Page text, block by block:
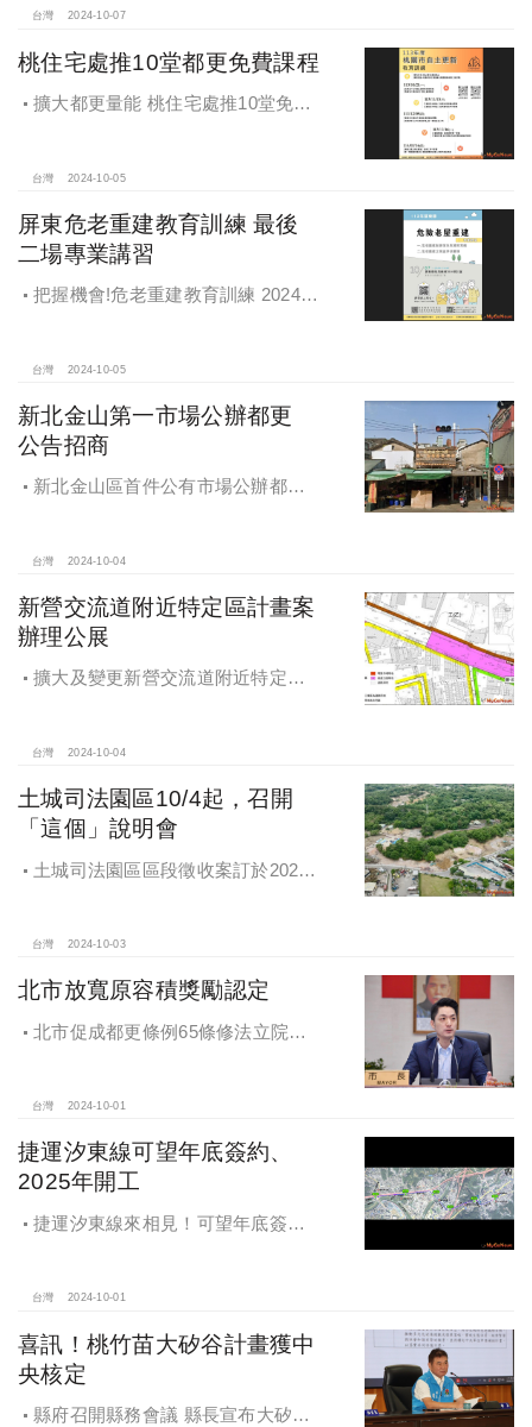
台灣 2024-10-07
桃住宅處推10堂都更免費課程
擴大都更量能 桃住宅處推10堂免費
台灣 2024-10-05
屏東危老重建教育訓練 最後
二場專業講習
把握機會!危老重建教育訓練 2024年
台灣 2024-10-05
新北金山第一市場公辦都更
公告招商
新北金山區首件公有市場公辦都更
台灣 2024-10-04
新營交流道附近特定區計畫案
辦理公展
擴大及變更新營交流道附近特定區
台灣 2024-10-04
土城司法園區10/4起，召開
「這個」說明會
土城司法園區區段徵收案訂於2024
台灣 2024-10-03
北市放寬原容積獎勵認定
北市促成都更條例65條修法立院初
台灣 2024-10-01
捷運汐東線可望年底簽約、
2025年開工
捷運汐東線來相見！可望年底簽約
台灣 2024-10-01
喜訊！桃竹苗大矽谷計畫獲中
央核定
縣府召開縣務會議 縣長宣布大矽谷